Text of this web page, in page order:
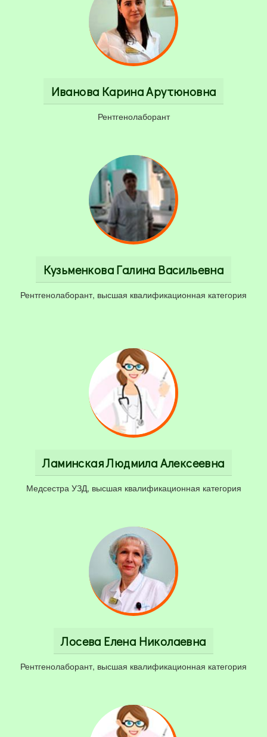
Иванова Карина Арутюновна
Рентгенолаборант
Кузьменкова Галина Васильевна
Рентгенолаборант, высшая квалификационная категория
Ламинская Людмила Алексеевна
Медсестра УЗД, высшая квалификационная категория
Лосева Елена Николаевна
Рентгенолаборант, высшая квалификационная категория